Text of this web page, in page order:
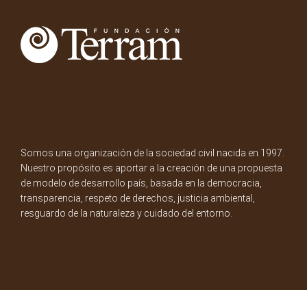
Somos una organización de la sociedad civil nacida en 1997.
Nuestro propósito es aportar a la creación de una propuesta
de modelo de desarrollo país, basada en la democracia,
transparencia, respeto de derechos, justicia ambiental,
resguardo de la naturaleza y cuidado del entorno.